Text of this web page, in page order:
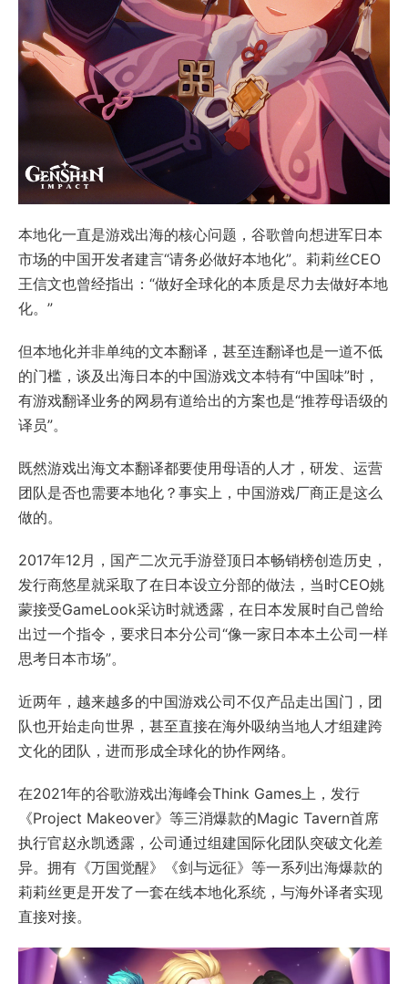
本地化一直是游戏出海的核心问题，谷歌曾向想进军日本
市场的中国开发者建言“请务必做好本地化”。莉莉丝CEO
王信文也曾经指出：“做好全球化的本质是尽力去做好本地
化。”
但本地化并非单纯的文本翻译，甚至连翻译也是一道不低
的门槛，谈及出海日本的中国游戏文本特有“中国味”时，
有游戏翻译业务的网易有道给出的方案也是“推荐母语级的
译员”。
既然游戏出海文本翻译都要使用母语的人才，研发、运营
团队是否也需要本地化？事实上，中国游戏厂商正是这么
做的。
2017年12月，国产二次元手游登顶日本畅销榜创造历史，
发行商悠星就采取了在日本设立分部的做法，当时CEO姚
蒙接受GameLook采访时就透露，在日本发展时自己曾给
出过一个指令，要求日本分公司“像一家日本本土公司一样
思考日本市场”。
近两年，越来越多的中国游戏公司不仅产品走出国门，团
队也开始走向世界，甚至直接在海外吸纳当地人才组建跨
文化的团队，进而形成全球化的协作网络。
在2021年的谷歌游戏出海峰会Think Games上，发行
《Project Makeover》等三消爆款的Magic Tavern首席
执行官赵永凯透露，公司通过组建国际化团队突破文化差
异。拥有《万国觉醒》《剑与远征》等一系列出海爆款的
莉莉丝更是开发了一套在线本地化系统，与海外译者实现
直接对接。